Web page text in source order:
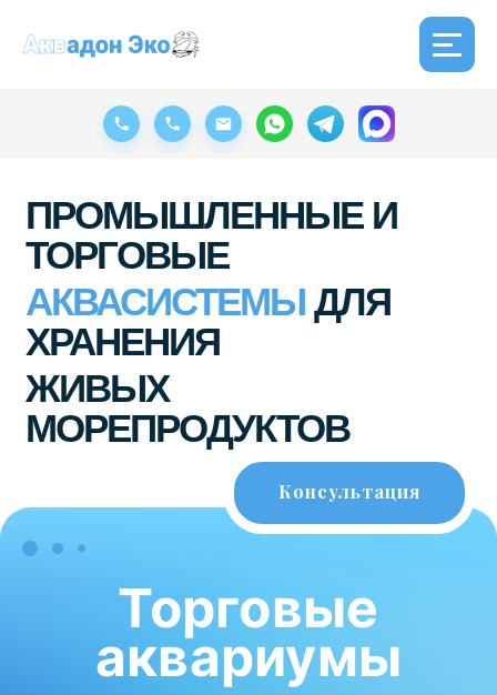
ПРОМЫШЛЕННЫЕ И
ТОРГОВЫЕ
АКВАСИСТЕМЫ ДЛЯ
ХРАНЕНИЯ
ЖИВЫХ
МОРЕПРОДУКТОВ
Консультация
Торговые
аквариумы